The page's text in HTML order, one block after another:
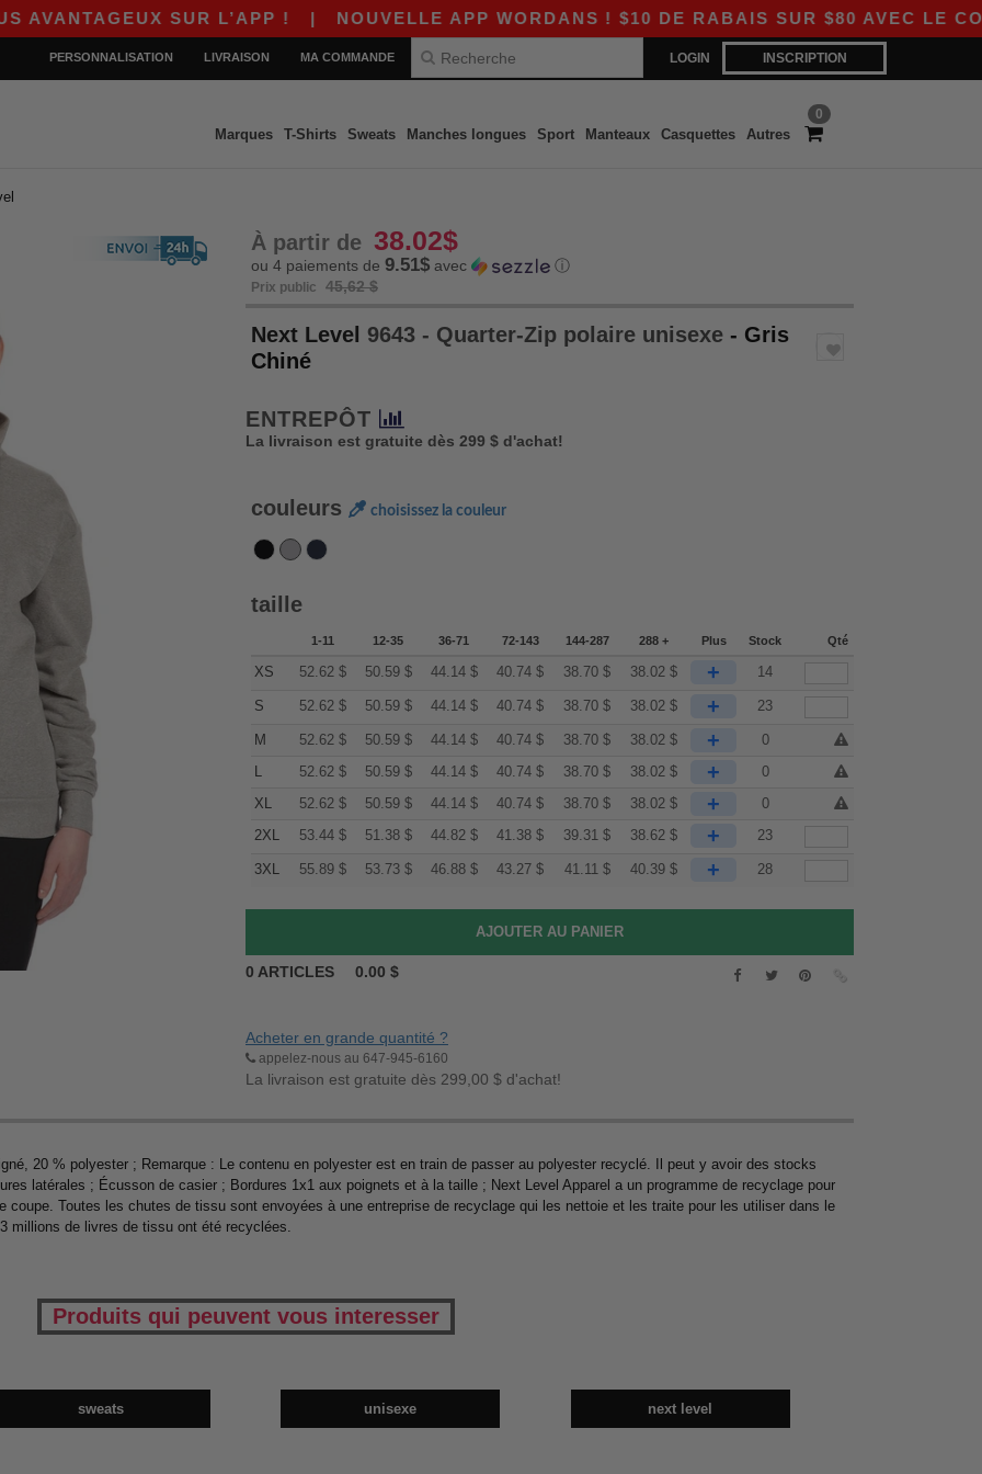
SUR L’APP ! |NOUVELLE APP WORDANS ! $10 DE RABAIS SUR $80 AVEC LE CODE
LOGIN INSCRIPTION
PERSONNALISATION LIVRAISON MA COMMANDE
0
Marques T-Shirts Sweats Manches longues Sport Manteaux Casquettes Autres
À partir de 38.02$
ou 4 paiements de 9.51$ avec ⓘ
Prix public 45,62 $
Next Level 9643 - Quarter-Zip polaire unisexe - Gris
Chiné
ENTREPÔT
La livraison est gratuite dès 299 $ d'achat!
couleurs choisissez la couleur
taille
1-11 12-35 36-71 72-143 144-287 288 + Plus Stock Qté
XS 52.62 $ 50.59 $ 44.14 $ 40.74 $ 38.70 $ 38.02 $ + 14
S 52.62 $ 50.59 $ 44.14 $ 40.74 $ 38.70 $ 38.02 $ + 23
M 52.62 $ 50.59 $ 44.14 $ 40.74 $ 38.70 $ 38.02 $ +
0
L
52.62 $ 50.59 $ 44.14 $ 40.74 $ 38.70 $ 38.02 $ +
0
XL
52.62 $ 50.59 $ 44.14 $ 40.74 $ 38.70 $ 38.02 $ +
0
2XL
53.44 $ 51.38 $ 44.82 $ 41.38 $ 39.31 $ 38.62 $ + 23
3XL 55.89 $ 53.73 $ 46.88 $ 43.27 $ 41.11 $ 40.39 $ + 28
0 ARTICLES 0.00 $
Acheter en grande quantité ?
appelez-nous au 647-945-6160
La livraison est gratuite dès 299,00 $ d'achat!
20 % polyester ; Remarque : Le contenu en polyester est en train de passer au polyester recyclé. Il peut y avoir des stocks
latérales ; Écusson de casier ; Bordures 1x1 aux poignets et à la taille ; Next Level Apparel a un programme de recyclage pour
Toutes les chutes de tissu sont envoyées à une entreprise de recyclage qui les nettoie et les traite pour les utiliser dans le
millions de livres de tissu ont été recyclées.
Produits qui peuvent vous interesser
sweats unisexe next level